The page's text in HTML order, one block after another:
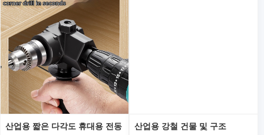
산업용 짧은 다각도 휴대용 전동
산업용 강철 건물 및 구조